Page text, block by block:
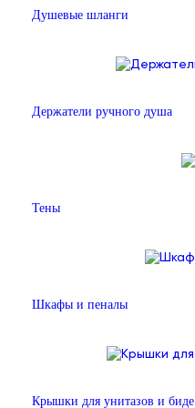
Душевые шланги
Держатели ручного душа
Тены
Шкафы и пеналы
Крышки для унитазов и биде